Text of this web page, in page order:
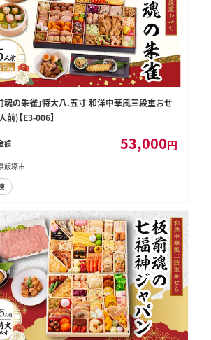
魂の朱雀」特大八.五寸 和洋中華風三段重おせ
前)【E3-006】
額 53,000円
飯塚市